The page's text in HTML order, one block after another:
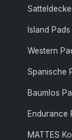
Island Pads
Western
Spanische
Baumlos
Endurance
MATTES